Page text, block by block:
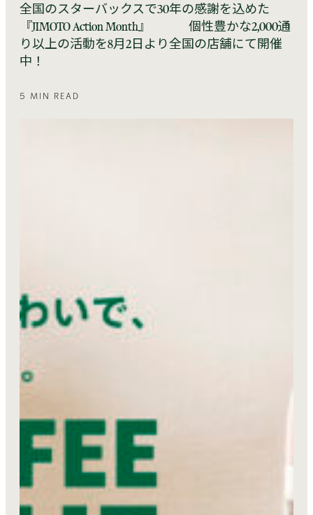
全国のスターバックスで30年の感謝を込めた
『JIMOTO Action Month』 個性豊かな2,000通
り以上の活動を8月2日より全国の店舗にて開催
中！
5 MIN READ